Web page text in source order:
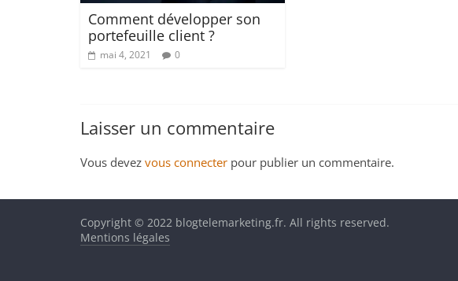
Comment développer son
portefeuille client ?
mai 4, 2021 0
Laisser un commentaire
Vous devez vous connecter pour publier un commentaire.
Copyright © 2022 blogtelemarketing.fr. All rights reserved.
Mentions légales